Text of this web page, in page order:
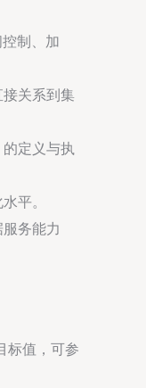
制、加
接关系到集
定义与执
平。
务能力
标值，可参